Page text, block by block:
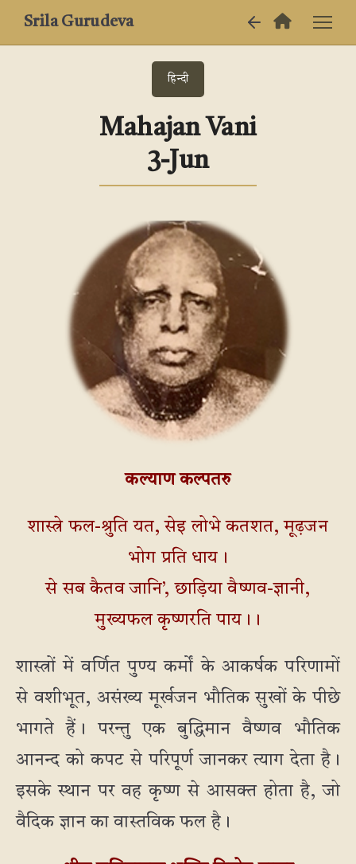
Srila Gurudeva
हिन्दी
Mahajan Vani
3-Jun
कल्याण कल्पतरु
शास्त्रे फल-श्रुति यत, सेइ लोभे कतशत, मूढ़जन
भोग प्रति धाय।
से सब कैतव जानि’, छाड़िया वैष्णव-ज्ञानी,
मुख्यफल कृष्णरति पाय।।
शास्त्रों में वर्णित पुण्य कर्मों के आकर्षक परिणामों
से वशीभूत, असंख्य मूर्खजन भौतिक सुखों के पीछे
भागते हैं। परन्तु एक बुद्धिमान वैष्णव भौतिक
आनन्द को कपट से परिपूर्ण जानकर त्याग देता है।
इसके स्थान पर वह कृष्ण से आसक्त होता है, जो
वैदिक ज्ञान का वास्तविक फल है।